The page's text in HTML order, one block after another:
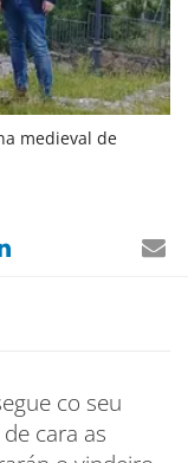
medieval de
co seu
cara as